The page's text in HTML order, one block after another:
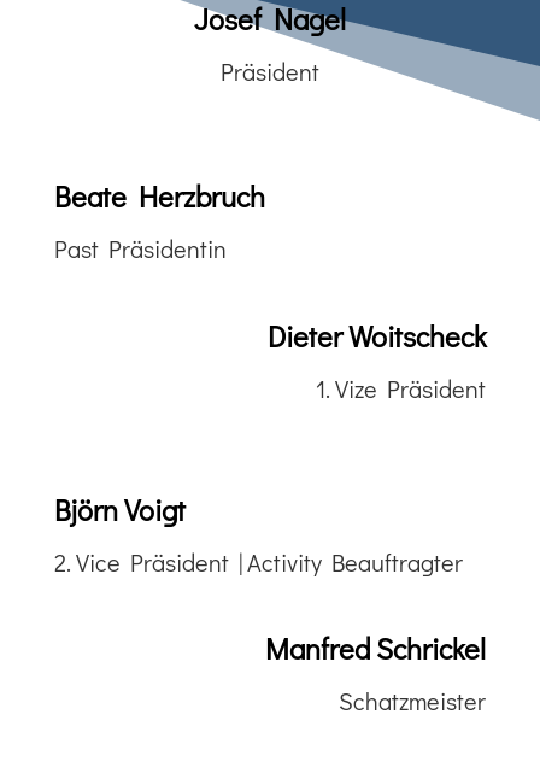
Josef Nagel
Präsident
Beate Herzbruch
Past Präsidentin
Dieter Woitscheck
1. Vize Präsident
Björn Voigt
2. Vice Präsident | Activity Beauftragter
Manfred Schrickel
Schatzmeister